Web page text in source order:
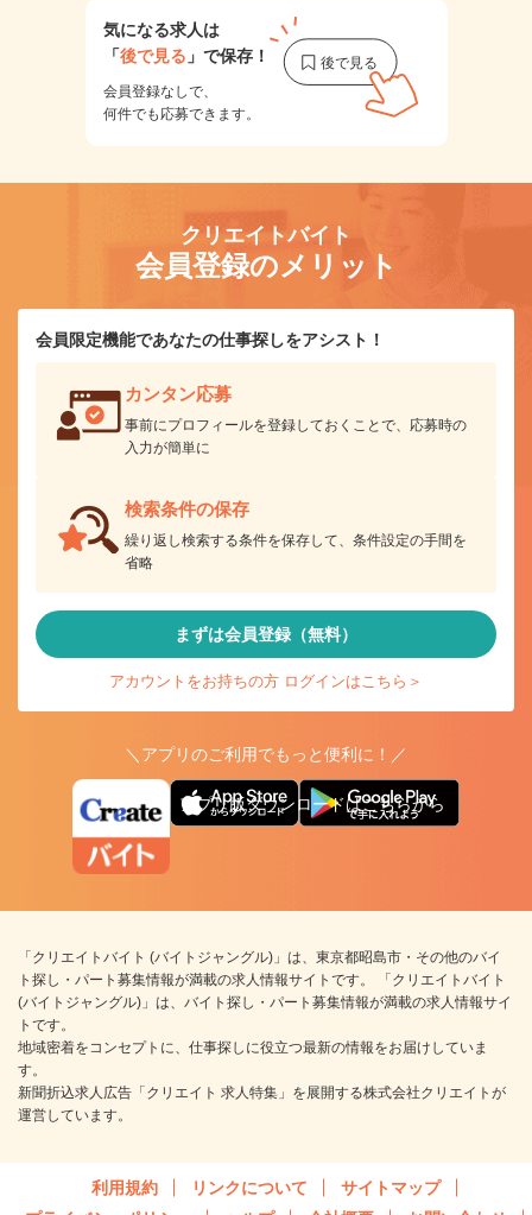
気になる求人は
「後で見る 」で保存！
会員登録なしで、
何件でも応募できます。
クリエイトバイト
会員登録のメリット
会員限定機能であなたの仕事探しをアシスト！
カンタン応募
事前にプロフィールを登録しておくことで、応募時の
入力が簡単に
検索条件の保存
繰り返し検索する条件を保存して、条件設定の手間を
省略
まずは会員登録（無料）
アカウントをお持ちの方 ログインはこちら＞
＼アプリのご利用でもっと便利に！／
アプリ版ダウンロードはこちらから
「クリエイトバイト (バイトジャングル)」は、東京都昭島市・その他のバイ
ト探し・パート募集情報が満載の求人情報サイトです。 「クリエイトバイト
(バイトジャングル)」は、バイト探し・パート募集情報が満載の求人情報サイ
トです。
地域密着をコンセプトに、仕事探しに役立つ最新の情報をお届けしていま
す。
新聞折込求人広告「クリエイト 求人特集」を展開する株式会社クリエイトが
運営しています。
利用規約 リンクについて
サイトマップ